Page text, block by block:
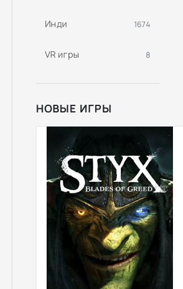
Инди 1674
VR игры 8
НОВЫЕ ИГРЫ